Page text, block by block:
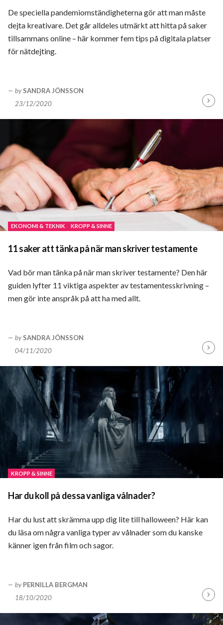
De speciella pandemiomständigheterna gör att man måste
dejta kreativare. Det går alldeles utmärkt att hitta på saker
tillsammans online – här kommer fem tips på digitala platser
för nätdejting.
by SANDRA JÖNSSON
23/12/2020
EKONOMI & TEKNIK KROPP & SINNE
11 saker att tänka på när man skriver testamente
Vad bör man tänka på när man skriver testamente? Den här
guiden lyfter 11 viktiga aspekter av testamentesskrivning –
men gör inte anspråk på att ha med allt.
by SANDRA JÖNSSON
04/11/2020
KROPP & SINNE
Har du koll på dessa vanliga vålnader?
Har du lust att skrämma upp dig lite till halloween? Här kan
du läsa om några vanliga typer av vålnader som du kanske
känner igen från film och sagor.
by PERNILLA BERGMAN
18/10/2020